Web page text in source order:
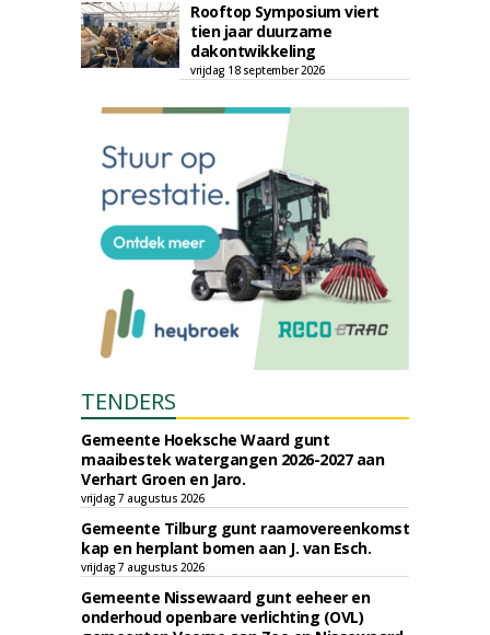
Rooftop Symposium viert
tien jaar duurzame
dakontwikkeling
vrijdag 18 september 2026
TENDERS
Gemeente Hoeksche Waard gunt
maaibestek watergangen 2026-2027 aan
Verhart Groen en Jaro.
vrijdag 7 augustus 2026
Gemeente Tilburg gunt raamovereenkomst
kap en herplant bomen aan J. van Esch.
vrijdag 7 augustus 2026
Gemeente Nissewaard gunt eeheer en
onderhoud openbare verlichting (OVL)